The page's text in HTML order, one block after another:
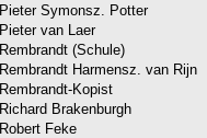
Pieter Symonsz. Potter
Pieter van Laer
Rembrandt (Schule)
Rembrandt Harmensz. van Rijn
Rembrandt-Kopist
Richard Brakenburgh
Robert Feke